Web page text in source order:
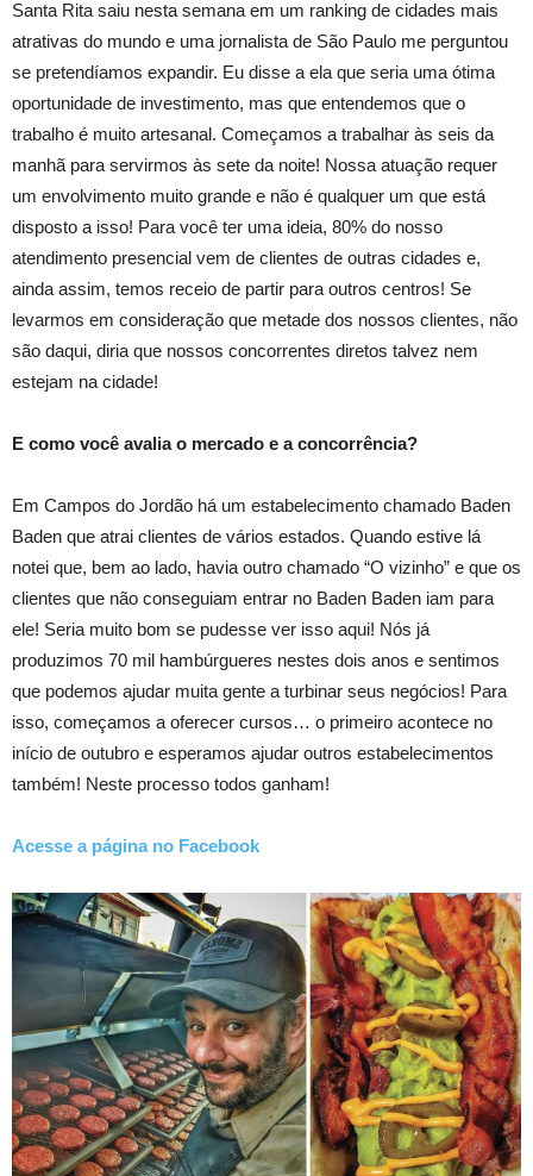
Santa Rita saiu nesta semana em um ranking de cidades mais
atrativas do mundo e uma jornalista de São Paulo me perguntou
se pretendíamos expandir. Eu disse a ela que seria uma ótima
oportunidade de investimento, mas que entendemos que o
trabalho é muito artesanal. Começamos a trabalhar às seis da
manhã para servirmos às sete da noite! Nossa atuação requer
um envolvimento muito grande e não é qualquer um que está
disposto a isso! Para você ter uma ideia, 80% do nosso
atendimento presencial vem de clientes de outras cidades e,
ainda assim, temos receio de partir para outros centros! Se
levarmos em consideração que metade dos nossos clientes, não
são daqui, diria que nossos concorrentes diretos talvez nem
estejam na cidade!
E como você avalia o mercado e a concorrência?
Em Campos do Jordão há um estabelecimento chamado Baden
Baden que atrai clientes de vários estados. Quando estive lá
notei que, bem ao lado, havia outro chamado “O vizinho” e que os
clientes que não conseguiam entrar no Baden Baden iam para
ele! Seria muito bom se pudesse ver isso aqui! Nós já
produzimos 70 mil hambúrgueres nestes dois anos e sentimos
que podemos ajudar muita gente a turbinar seus negócios! Para
isso, começamos a oferecer cursos… o primeiro acontece no
início de outubro e esperamos ajudar outros estabelecimentos
também! Neste processo todos ganham!
Acesse a página no Facebook